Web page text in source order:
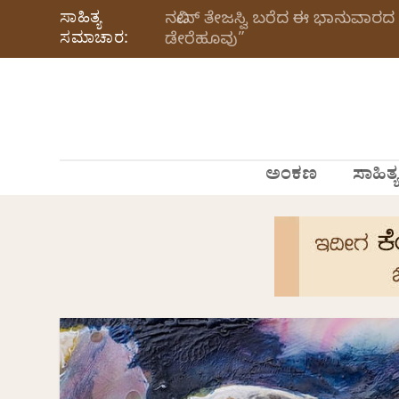
ಸಾಹಿತ್ಯ
ಸಮಾಚಾರ:
ನವೀನ್‌ ತೇಜಸ್ವಿ ಬರೆದ ಈ ಭಾನುವಾರದ
ಡೇರೆಹೂವು”
ಅಂಕಣ ಸಾಹಿತ್ಯ